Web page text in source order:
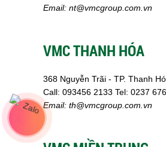
Email: nt@vmcgroup.com.vn
VMC THANH HÓA
368 Nguyễn Trãi - TP. Thanh
Call: 093456 2133 Tel: 0237
Email: th@vmcgroup.com.vn